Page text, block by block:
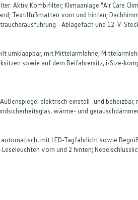
Aktiv Kombifilter; Klimaanlage "Air Care
Textilfußmatten vorn und hinten;
- Ablagefach und 12-V-
umklappbar, mit Mittelarmlehne;
sowie auf dem Beifahrersitz, i-Size-
elektrisch einstell- und
wärme- und
mit LED-Tagfahrlicht sowie
vorn und 2 hinten;